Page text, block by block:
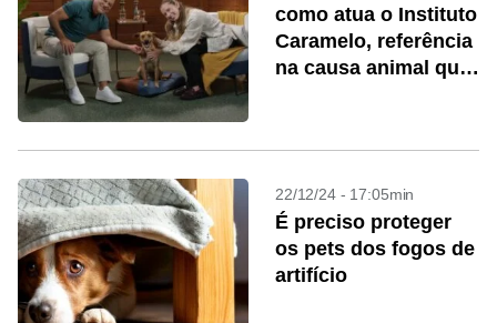
como atua o Instituto
Caramelo, referência
na causa animal que
22/12/24 - 17:05min
É preciso proteger
os pets dos fogos de
artifício